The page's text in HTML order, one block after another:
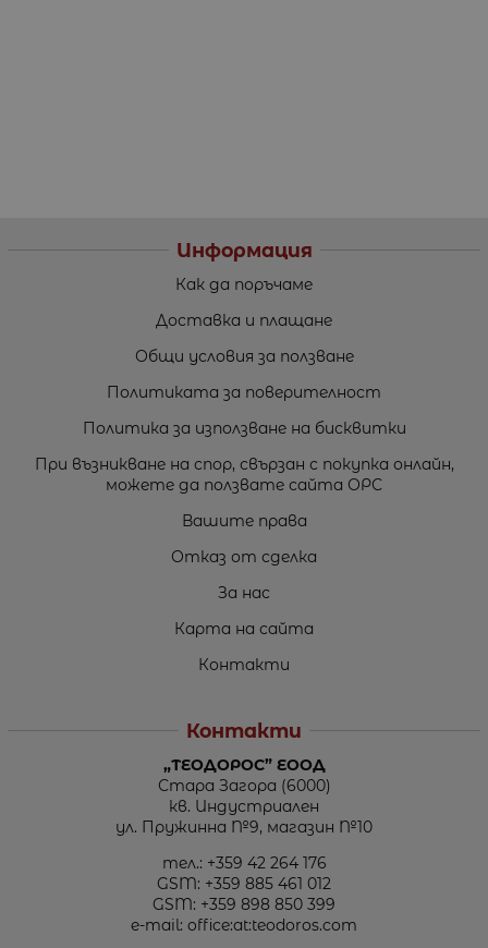
Информация
Как да поръчаме
Доставка и плащане
Общи условия за ползване
Политиката за поверителност
Политика за използване на бисквитки
При възникване на спор, свързан с покупка онлайн,
можете да ползвате сайта ОРС
Вашите права
Отказ от сделка
За нас
Карта на сайта
Контакти
Контакти
„ТЕОДОРОС” ЕООД
Стара Загора (6000)
кв. Индустриален
ул. Пружинна №9, магазин №10
тел.: +359 42 264 176
GSM: +359 885 461 012
GSM: +359 898 850 399
e-mail: office:at:teodoros.com